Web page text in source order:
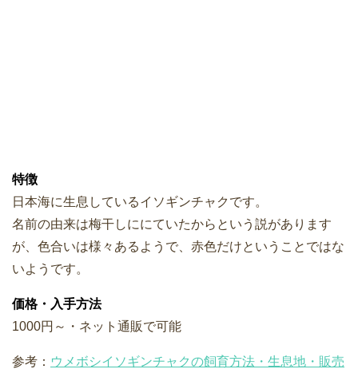
特徴
日本海に生息しているイソギンチャクです。
名前の由来は梅干しににていたからという説があります
が、色合いは様々あるようで、赤色だけということではな
いようです。
価格・入手方法
1000円～・ネット通販で可能
参考： ウメボシイソギンチャクの飼育方法・生息地・販売